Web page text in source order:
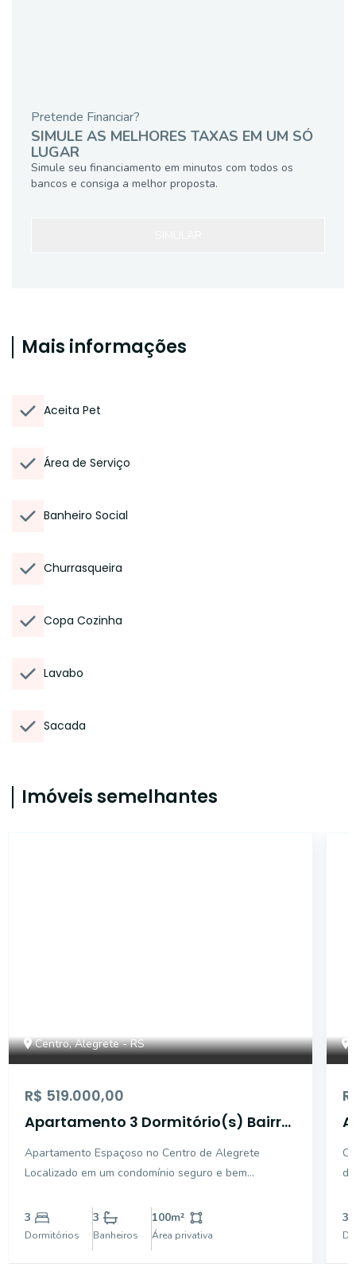
Pretende Financiar?
SIMULE AS MELHORES TAXAS EM UM SÓ
LUGAR
Simule seu financiamento em minutos com todos os
bancos e consiga a melhor proposta.
Mais informações
Aceita Pet
Área de Serviço
Banheiro Social
Churrasqueira
Copa Cozinha
Lavabo
Sacada
Imóveis semelhantes
Centro, Alegrete - RS
R$ 519.000,00
Apartamento 3 Dormitório(s) Bairro
Apartamento Espaçoso no Centro de Alegrete
Localizado em um condomínio seguro e bem
oferece tudo o que você precisa para viver com
qualidade. Com uma suíte confortável e dois quartos
adicionais, há espaço
3
Dormitórios
3
Banheiros
100m²
Área privativa
3